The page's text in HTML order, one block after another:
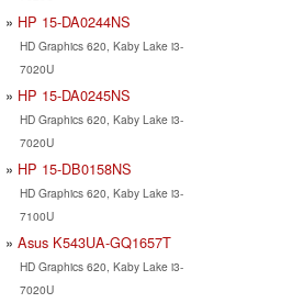
HP 15-DA0244NS
HD Graphics 620, Kaby Lake i3-
7020U
HP 15-DA0245NS
HD Graphics 620, Kaby Lake i3-
7020U
HP 15-DB0158NS
HD Graphics 620, Kaby Lake i3-
7100U
Asus K543UA-GQ1657T
HD Graphics 620, Kaby Lake i3-
7020U